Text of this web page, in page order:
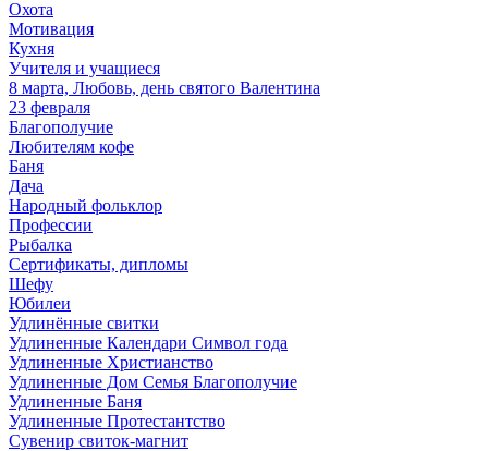
Охота
Мотивация
Кухня
Учителя и учащиеся
8 марта, Любовь, день святого Валентина
23 февраля
Благополучие
Любителям кофе
Баня
Дача
Народный фольклор
Профессии
Рыбалка
Сертификаты, дипломы
Шефу
Юбилеи
Удлинённые свитки
Удлиненные Календари Символ года
Удлиненные Христианство
Удлиненные Дом Семья Благополучие
Удлиненные Баня
Удлиненные Протестантство
Сувенир свиток-магнит